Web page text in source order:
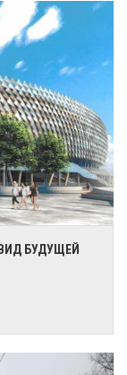
БУДУЩЕЙ